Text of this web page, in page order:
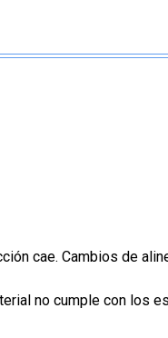
cae. Cambios de
no cumple con los